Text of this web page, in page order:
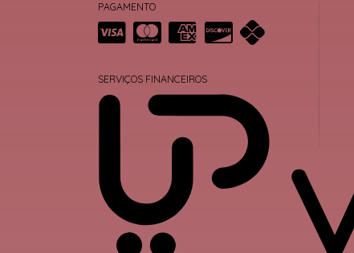
PAGAMENTO
SERVIÇOS FINANCEIROS